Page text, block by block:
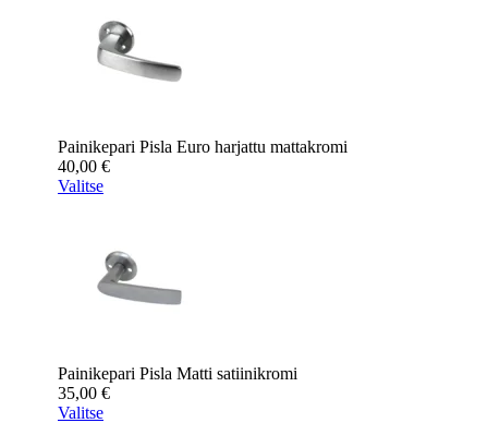
Painikepari Pisla Euro harjattu mattakromi
40,00 €
Valitse
Painikepari Pisla Matti satiinikromi
35,00 €
Valitse